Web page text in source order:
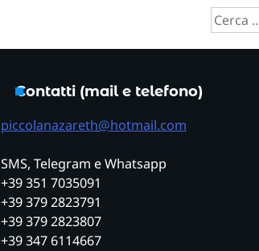
Ricerca
per:
Contatti (mail e telefono)
piccolanazareth@hotmail.com
SMS, Telegram e Whatsapp
+39 351 7035091
+39 379 2823791
+39 379 2823807
+39 347 6114667